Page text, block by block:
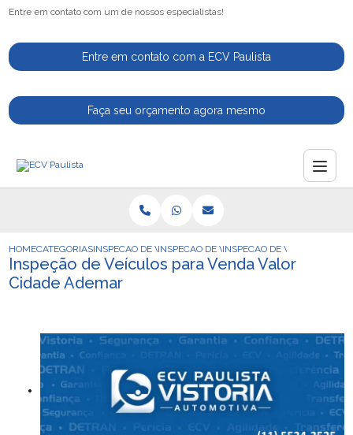
Entre em contato com um de nossos especialistas!
Entre em contato com a ECV Paulista
Faça seu orçamento agora mesmo
HOMECATEGORIASINSPECAO DE VEICULOSINSPECAO DE VEICULOINSPECAO DE VEICULOS
Inspeção de Veículos para Venda Valor
Cidade Ademar